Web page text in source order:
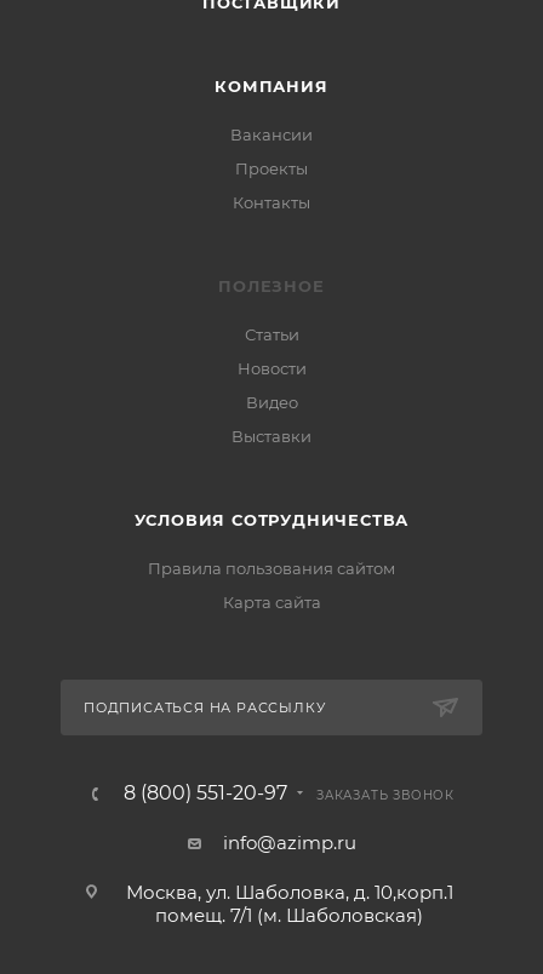
КОМПАНИЯ
Вакансии
Проекты
Контакты
ПОЛЕЗНОЕ
Статьи
Новости
Видео
Выставки
УСЛОВИЯ СОТРУДНИЧЕСТВА
Правила пользования сайтом
Карта сайта
ПОДПИСАТЬСЯ НА РАССЫЛКУ
8 (800) 551-20-97 ЗАКАЗАТЬ ЗВОНОК
info@azimp.ru
Москва, ул. Шаболовка, д. 10,корп.1
помещ. 7/1 (м. Шаболовская)